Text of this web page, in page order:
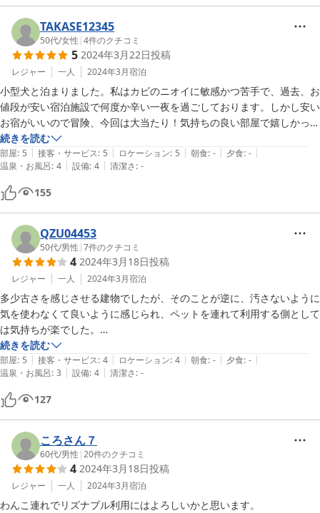
2025-06-24
TAKASE12345
50代/女性 |4件のクチコミ
5 2024年3月22日投稿
レジャー 一人 2024年3月宿泊
小型犬と泊まりました。私はカビのニオイに敏感かつ苦手で、過去、お
値段が安い宿泊施設で何度か辛い一夜を過ごしております。しかし安い
お宿がいいので冒険、今回は大当たり！気持ちの良い部屋で嬉しかった
です。
お値段以上、泊まるには十分な備品と清潔なお部屋で助かりました。
風通しが良く窓を開けると爽やかな春の風を感じながら海が眺めれまし
た。また来よう、連泊しよう、と思いました。次回、梅雨前か初夏にま
たお世話になりたいと考えています。
丁寧なご案内などのメッセージも頂きました。ありがとうございまし
た、またよろしくお願いいたします。
続きを読む
部屋: 5 | 接客・サービス: 5 | ロケーション: 5 | 朝食: - | 夕食: - |
温泉・お風呂: 4 | 設備: 4 | 清潔さ: -
155
QZU04453
50代/男性 |7件のクチコミ
4 2024年3月18日投稿
レジャー 一人 2024年3月宿泊
多少古さを感じさせる建物でしたが、そのことが逆に、汚さないように
気を使わなくて良いように感じられ、ペットを連れて利用する側として
は気持ちが楽でした。
ホストとの連絡もSMSでしたが、必要なことは十分伝えられていて、
続きを読む
部屋: 5 | 接客・サービス: 4 | ロケーション: 4 | 朝食: - | 夕食: - |
温泉・お風呂: 3 | 設備: 4 | 清潔さ: -
127
ころさん７
60代/男性 |20件のクチコミ
4 2024年3月18日投稿
レジャー 一人 2024年3月宿泊
わんこ連れでリズナブル利用にはよろしいかと思います。